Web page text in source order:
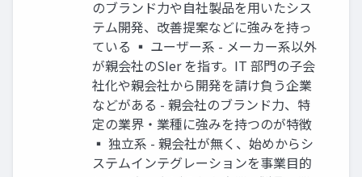
のブランド力や自社製品を用いたシス
テム開発、改善提案などに強みを持っ
ている ▪ ユーザー系 - メーカー系以外
が親会社のSIer を指す。IT 部門の子会
社化や親会社から開発を請け負う企業
などがある - 親会社のブランド力、特
定の業界・業種に強みを持つのが特徴
▪ 独立系 - 親会社が無く、始めからシ
ステムインテグレーションを事業目的